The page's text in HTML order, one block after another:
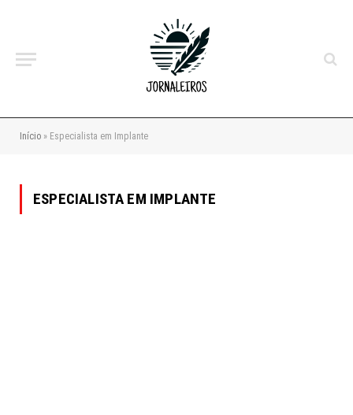
Início » Especialista em Implante
ESPECIALISTA EM IMPLANTE